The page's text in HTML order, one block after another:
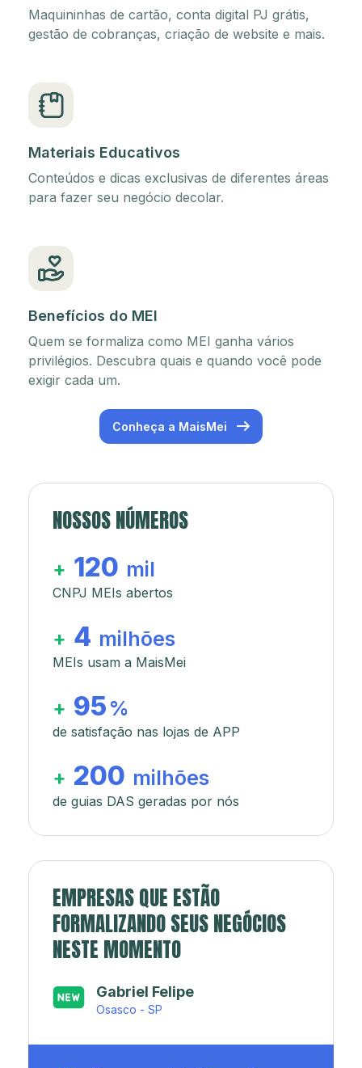
Maquininhas de cartão, conta digital PJ grátis,
gestão de cobranças, criação de website e mais.
Materiais Educativos
Conteúdos e dicas exclusivas de diferentes áreas
para fazer seu negócio decolar.
Benefícios do MEI
Quem se formaliza como MEI ganha vários
privilégios. Descubra quais e quando você pode
exigir cada um.
Conheça a MaisMei
NOSSOS NÚMEROS
+ 120 mil
CNPJ MEIs abertos
+ 4 milhões
MEIs usam a MaisMei
+ 95 %
de satisfação nas lojas de APP
+ 200 milhões
de guias DAS geradas por nós
EMPRESAS QUE ESTÃO
FORMALIZANDO SEUS NEGÓCIOS
NESTE MOMENTO
Japa’s açaí e sorveteria
Rio de Janeiro - RJ